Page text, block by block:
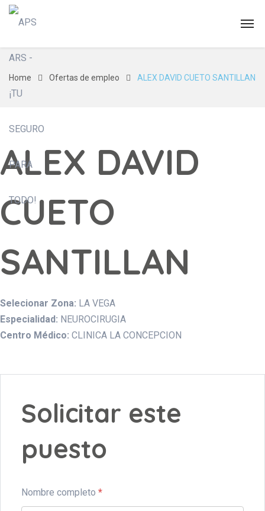
Home Ofertas de empleo ALEX DAVID CUETO SANTILLAN
ALEX DAVID
CUETO
SANTILLAN
Selecionar Zona: LA VEGA
Especialidad: NEUROCIRUGIA
Centro Médico: CLINICA LA CONCEPCION
Solicitar este
puesto
Nombre completo *